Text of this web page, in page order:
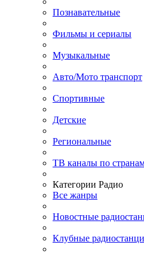
Познавательные
Фильмы и сериалы
Музыкальные
Авто/Мото транспорт
Спортивные
Детские
Региональные
ТВ каналы по
Категории Радио
Все жанры
Новостные
Клубные